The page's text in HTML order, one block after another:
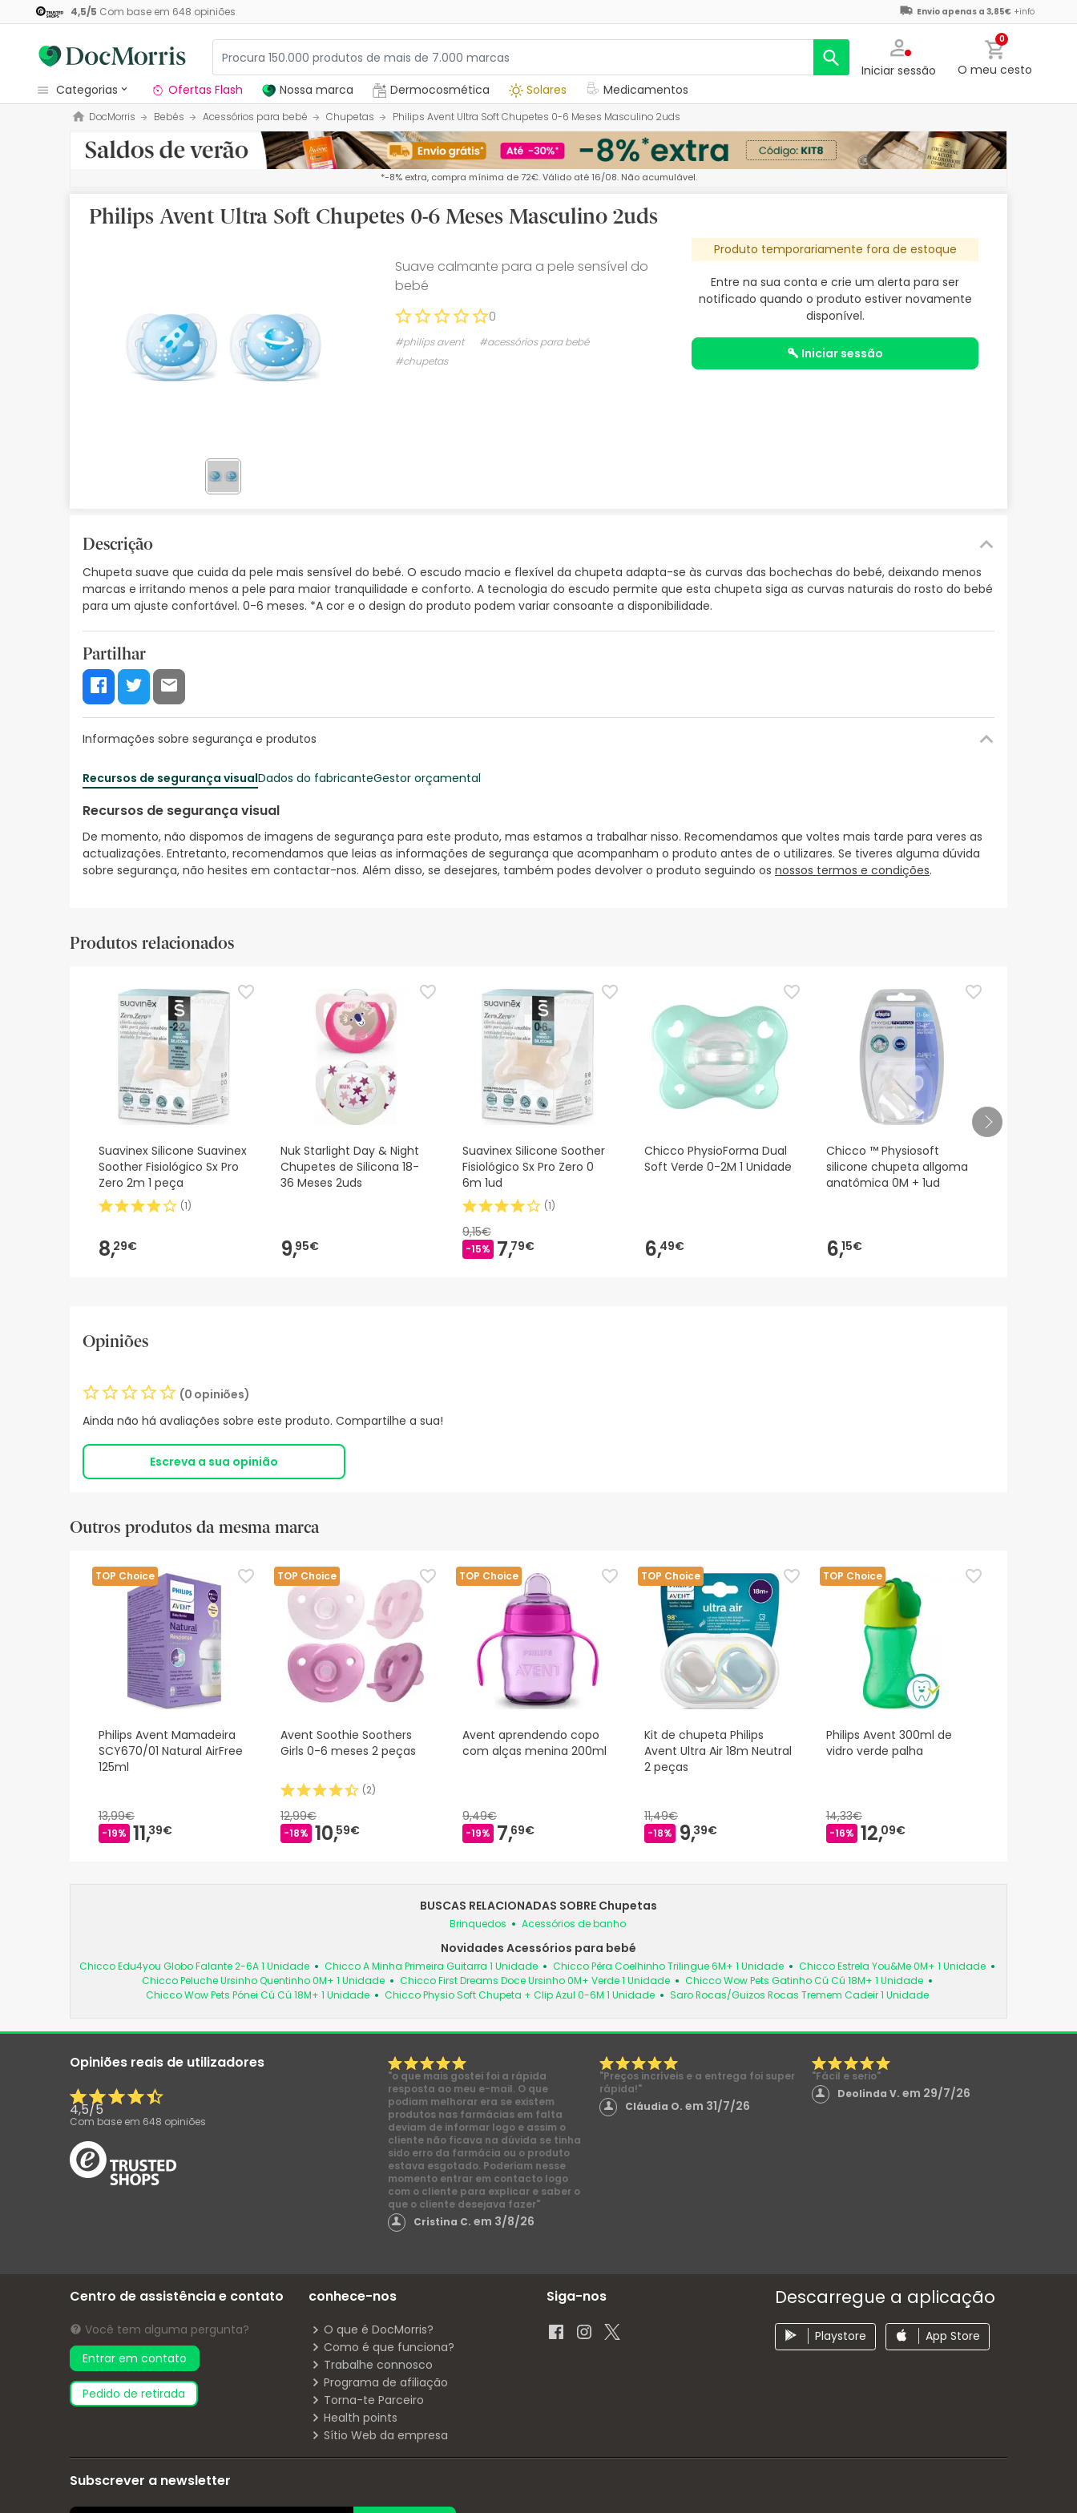
4,5/5 Com base em 648 opiniões Envio apenas a 3,85€ +info
Iniciar sessão
0
O meu cesto
categorias
Dermocosmetica
Nossa marca
Medicamentos
Promoções
Mais vendidos
Health points
Ofertas Flash Nossa marca Dermocosmética Solares Medicamentos
DocMorris Bebés Acessórios para bebé Chupetas Philips Avent Ultra Soft Chupetes 0-6 Meses Masculino 2uds
*-8% extra, compra mínima de 72€. Válido até 16/08. Não acumulável.
Philips Avent Ultra Soft Chupetes 0-6 Meses Masculino 2uds
Produto temporariamente fora de estoque
Entre na sua conta e crie um alerta para ser
notificado quando o produto estiver novamente
disponível.
iniciar sessão
Suave calmante para a pele sensível do
bebé
0
#philips avent
#acessórios para bebé
#chupetas
Descrição
Chupeta suave que cuida da pele mais sensível do bebé. O escudo macio e flexível da chupeta adapta-se às curvas das bochechas do bebé, deixando menos
marcas e irritando menos a pele para maior tranquilidade e conforto. A tecnologia do escudo permite que esta chupeta siga as curvas naturais do rosto do bebé
para um ajuste confortável. 0-6 meses. *A cor e o design do produto podem variar consoante a disponibilidade.
Partilhar
Informações sobre segurança e produtos
Recursos de segurança visualDados do fabricanteGestor orçamental
Recursos de segurança visual
De momento, não dispomos de imagens de segurança para este produto, mas estamos a trabalhar nisso. Recomendamos que voltes mais tarde para veres as
actualizações. Entretanto, recomendamos que leias as informações de segurança que acompanham o produto antes de o utilizares. Se tiveres alguma dúvida
sobre segurança, não hesites em contactar-nos. Além disso, se desejares, também podes devolver o produto seguindo os nossos termos e condições.
Produtos relacionados
Suavinex Silicone Suavinex
Soother Fisiológico Sx Pro
Zero 2m 1 peça
(1)
8,29€
Nuk Starlight Day & Night
Chupetes de Silicona 18-
36 Meses 2uds
9,95€
Suavinex Silicone Soother
Fisiológico Sx Pro Zero 0
6m 1ud
(1)
9,15€
-15% 7,79€
Chicco PhysioForma Dual
Soft Verde 0-2M 1 Unidade
6,49€
Chicco ™ Physiosoft
silicone chupeta allgoma
anatômica 0M + 1ud
6,15€
Opiniões
(0 opiniões)
Ainda não há avaliações sobre este produto. Compartilhe a sua!
Escreva a sua opinião
Outros produtos da mesma marca
TOP Choice
Philips Avent Mamadeira
SCY670/01 Natural AirFree
125ml
13,99€
-19% 11,39€
TOP Choice
Avent Soothie Soothers
Girls 0-6 meses 2 peças
(2)
12,99€
-18% 10,59€
TOP Choice
Avent aprendendo copo
com alças menina 200ml
9,49€
-19% 7,69€
TOP Choice
Kit de chupeta Philips
Avent Ultra Air 18m Neutral
2 peças
11,49€
-18% 9,39€
TOP Choice
Philips Avent 300ml de
vidro verde palha
14,33€
-16% 12,09€
BUSCAS RELACIONADAS SOBRE Chupetas
Brinquedos Acessórios de banho
Novidades Acessórios para bebé
Chicco Edu4you Globo Falante 2-6A 1 Unidade Chicco A Minha Primeira Guitarra 1 Unidade Chicco Pêra Coelhinho Trilingue 6M+ 1 Unidade
Chicco Estrela You&Me 0M+ 1 Unidade
Chicco Peluche Ursinho Quentinho 0M+ 1 Unidade
Chicco First Dreams Doce Ursinho 0M+ Verde 1 Unidade
Chicco Wow Pets Gatinho Cú Cú 18M+ 1 Unidade
Chicco Wow Pets Pónei Cú Cú 18M+ 1 Unidade
Chicco Physio Soft Chupeta + Clip Azul 0-6M 1 Unidade Saro Rocas/Guizos Rocas Tremem Cadeir 1 Unidade
Opiniões reais de utilizadores
4,5/5
Com base em 648 opiniões
"o que mais gostei foi a rápida
resposta ao meu e-mail. O que
podiam melhorar era se existem
produtos nas farmácias em falta
deviam de informar logo e assim o
cliente não ficava na dúvida se tinha
sido erro da farmácia ou o produto
estava esgotado. Poderiam nesse
momento entrar em contacto logo
com o cliente para explicar e saber o
que o cliente desejava fazer"
Cristina C. em 3/8/26
"Preços incríveis e a entrega foi super
rápida!"
Cláudia O.em 31/7/26
"Fácil e serio"
Deolinda V. em 29/7/26
Centro de assistência e contato
Você tem alguma pergunta?
Entrar em contato
pedido de retirada
conhece-nos
O que é DocMorris?
Como é que funciona?
Trabalhe connosco
Programa de afiliação
Torna-te Parceiro
Health points
Sítio Web da empresa
Siga-nos Descarregue a aplicação
Playstore App Store
Subscrever a newsletter